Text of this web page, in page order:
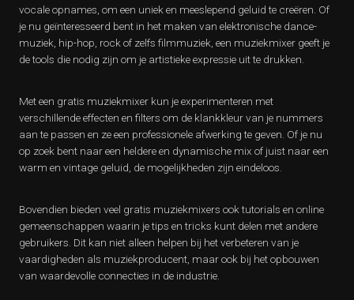
vocale opnames, om een uniek en meeslepend geluid te creëren. Of
je nu geïnteresseerd bent in het maken van elektronische dance-
muziek, hip-hop, rock of zelfs filmmuziek, een muziekmixer geeft je
de tools die nodig zijn om je artistieke expressie uit te drukken.
Met een gratis muziekmixer kun je experimenteren met
verschillende effecten en filters om de klankkleur van je nummers
aan te passen en ze een professionele afwerking te geven. Of je nu
op zoek bent naar een heldere en dynamische mix of juist naar een
warm en vintage geluid, de mogelijkheden zijn eindeloos.
Bovendien bieden veel gratis muziekmixers ook tutorials en online
gemeenschappen waarin je tips en tricks kunt delen met andere
gebruikers. Dit kan niet alleen helpen bij het verbeteren van je
vaardigheden als muziekproducent, maar ook bij het opbouwen
van waardevolle connecties in de industrie.